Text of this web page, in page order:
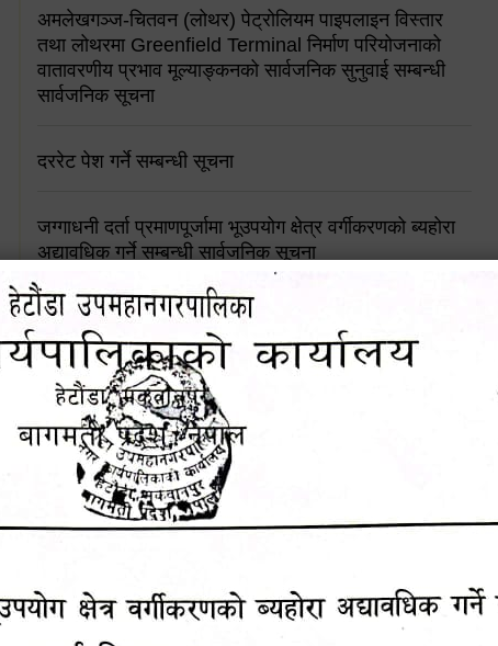
अमलेखगञ्ज-चितवन (लोथर) पेट्रोलियम पाइपलाइन विस्तार
तथा लोथरमा Greenfield Terminal निर्माण परियोजनाको
वातावरणीय प्रभाव मूल्याङ्कनको सार्वजनिक सुनुवाई सम्बन्धी
सार्वजनिक सूचना
दररेट पेश गर्ने सम्बन्धी सूचना
जग्गाधनी दर्ता प्रमाणपूर्जामा भूउपयोग क्षेत्र वर्गीकरणको ब्यहोरा
अद्यावधिक गर्ने सम्बन्धी सार्वजनिक सूचना
आशय पत्र दर्ता सम्बन्धी सूचना
शिक्षक सरुवा सहमतिका लागि दरखास्त आव्हान सम्बन्धी सूचना !
हेटौंडा उपमहानगरपालिकाको सूची दर्ता सम्बन्धी सूचना
चुरियामाई सुरुङको संरक्षण तथा व्यवस्थापनको जिम्मेवारी
पोषाक र परिचयपत्र अनिवार्य लगाउने सम्बन्धमा ।